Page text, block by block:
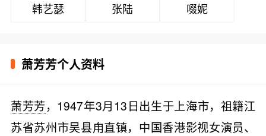
韩艺瑟
张陆 啜妮
萧芳芳个人资料
萧芳芳，1947年3月13日出生于上海市，祖籍江
苏省苏州市吴县甪直镇，中国香港影视女演员、